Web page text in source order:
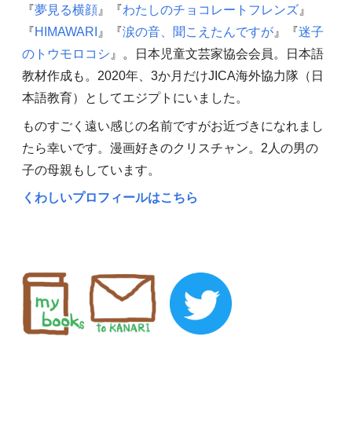
『夢見る横顔』『わたしのチョコレートフレンズ』
『HIMAWARI 』『涙の音、聞こえたんですが』『迷子
のトウモロコシ 』。日本児童文芸家協会会員。日本語
教材作成も。2020年、3か月だけJICA海外協力隊（日
本語教育）としてエジプトにいました。
ものすごく遠い感じの名前ですがお近づきになれまし
たら幸いです。漫画好きのクリスチャン。2人の男の
子の母親もしています。
くわしいプロフィールはこちら